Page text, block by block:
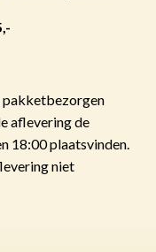
pakketbezorgen
aflevering de
18:00 plaatsvinden.
niet